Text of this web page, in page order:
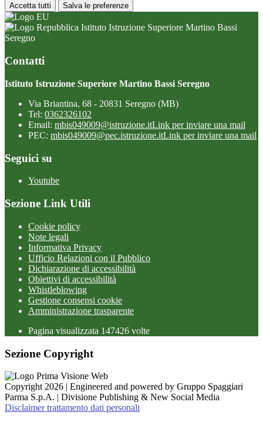
Accetta tutti Salva le preferenze
Istituto Istruzione Superiore Martino Bassi
Seregno
Contatti
Istituto Istruzione Superiore Martino Bassi Seregno
Via Briantina, 68 - 20831 Seregno (MB)
Tel: 0362326102
Email: mbis049009@istruzione.itLink per inviare una mail
PEC: mbis049009@pec.istruzione.itLink per inviare una mail
Seguici su
Youtube
Sezione Link Utili
Cookie policy
Note legali
Informativa Privacy
Ufficio Relazioni con il Pubblico
Dichiarazione di accessibilità
Obiettivi di accessibilità
Whistleblowing
Gestione consensi cookie
Amministrazione trasparente
Pagina visualizzata 147426 volte
Sezione Copyright
Copyright 2026 | Engineered and powered by Gruppo Spaggiari
Parma S.p.A. | Divisione Publishing & New Social Media
Disclaimer trattamento dati personali